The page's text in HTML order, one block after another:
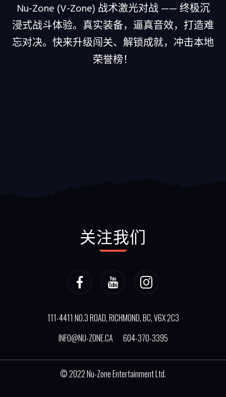
Nu-Zone (V-Zone) 战术激光对战 —— 终极沉
浸式战斗体验。真实装备，逼真音效，打造难
忘对决。快来升级闯关、解锁成就，冲击本地
荣誉榜！
关注我们
111-4411 NO.3 ROAD, RICHMOND, BC, V6X 2C3
INFO@NU-ZONE.CA
604-370-3395
© 2022Nu-Zone Entertainment Ltd.